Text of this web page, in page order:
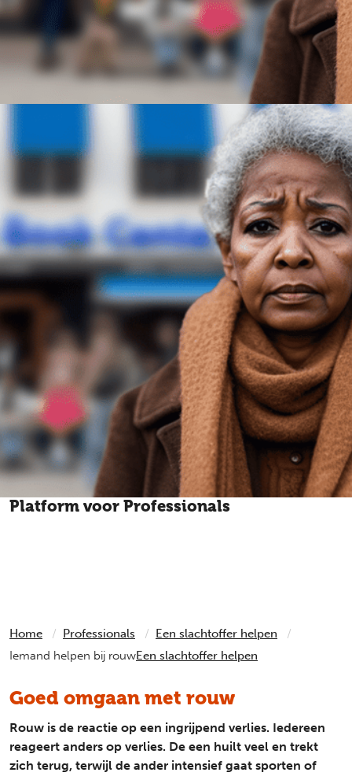
Platform voor Professionals
Home Professionals
Een slachtoffer helpen
Iemand helpen bij rouwEen slachtoffer helpen
Goed omgaan met rouw
Rouw is de reactie op een ingrijpend verlies. Iedereen
reageert anders op verlies. De een huilt veel en trekt
zich terug, terwijl de ander intensief gaat sporten of